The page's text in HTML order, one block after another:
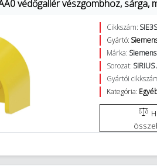
védőgallér vészgombhoz, sárga,
Cikkszám:
Gyártó:
Márka: Siemens
Sorozat: SIRIUS
Gyártói
Kategória: